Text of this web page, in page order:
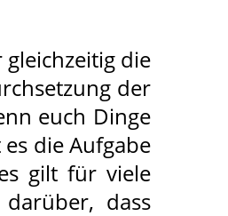
die
der
euch Dinge
die Aufgabe
gilt für viele
dass